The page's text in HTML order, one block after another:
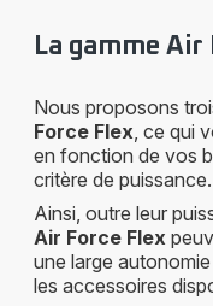
La gamme Air
Nous proposons
Force Flex, ce qui
en fonction de vos
critère de puissance.
Ainsi, outre leur
Air Force Flex
une large
les accessoires